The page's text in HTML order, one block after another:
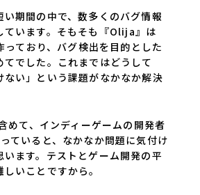
期間の中で、数多くのバグ情報
ています。そもそも『Olija』は
ており、バグ検出を目的とした
てでした。これまではどうして
ない」という課題がなかなか解決
めて、インディーゲームの開発者
ていると、なかなか問題に気付け
ます。テストとゲーム開発の平
いことですから。